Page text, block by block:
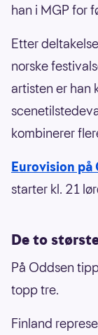
han i MGP for
Etter
norske
artisten er han
kombinerer
Eurovision på
starter kl. 21
De to
På Oddsen
topp tre.
Finland